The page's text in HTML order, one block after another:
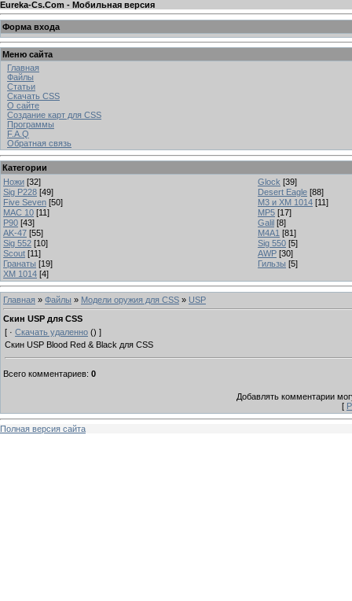
Eureka-Cs.Com - Мобильная версия
Форма входа
Меню сайта
Главная
Файлы
Статьи
Скачать CSS
О сайте
Создание карт для CSS
Программы
F.A.Q
Обратная связь
Категории
Ножи [32] Glock [39]
Sig P228 [49] Desert Eagle [88]
Five Seven [50] M3 и XM 1014 [11]
MAC 10 [11] MP5 [17]
P90 [43] Galil [8]
AK-47 [55] M4A1 [81]
Sig 552 [10] Sig 550 [5]
Scout [11] AWP [30]
Гранаты [19] Гильзы [5]
XM 1014 [4]
Главная » Файлы » Модели оружия для CSS » USP
Скин USP для CSS
[ · Скачать удаленно () ]
Скин USP Blood Red & Black для CSS
Всего комментариев: 0
Добавлять комментарии
[
Полная версия сайта